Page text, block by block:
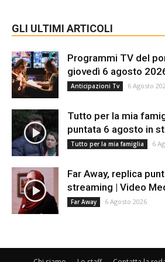
GLI ULTIMI ARTICOLI
Programmi TV del
giovedì 6 agosto
Anticipazioni Tv 6 Agosto
Tutto per la mia
puntata 6 agosto in
Tutto per la mia famiglia 6
Far Away, replica
streaming | Video
Far Away 6 Agosto 2026